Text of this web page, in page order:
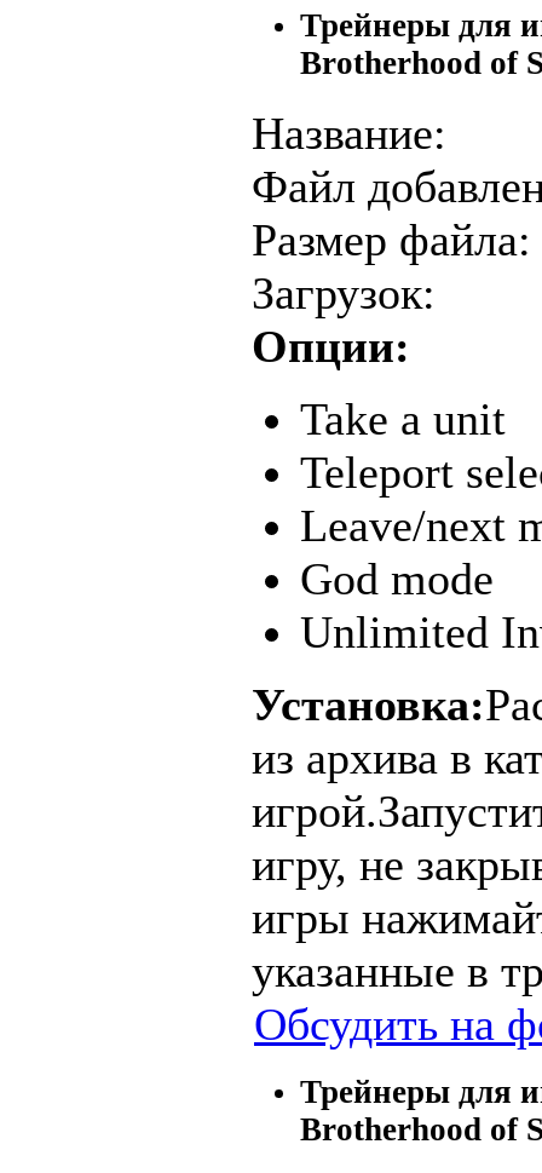
Трейнеры для
Brotherhood of
Название:
Файл
Размер файла:
Загрузок:
Опции:
Take a unit
Teleport
Leave/next
God mode
Unlimited
Установка:
из архива в
игру, не
игры
указанные в
Обсудить на
Трейнеры для
Brotherhood of